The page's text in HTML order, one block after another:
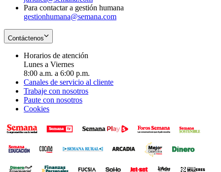
Para contactar a gestión humana
gestionhumana@semana.com
Contáctenos
Horarios de atención
Lunes a Viernes
8:00 a.m. a 6:00 p.m.
Canales de servicio al cliente
Trabaje con nosotros
Paute con nosotros
Cookies